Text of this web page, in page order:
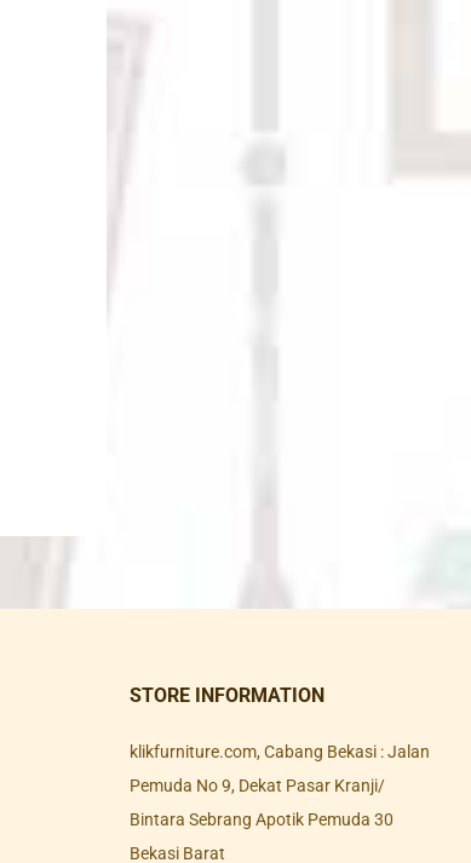
STORE INFORMATION
klikfurniture.com, Cabang Bekasi : Jalan
Pemuda No 9, Dekat Pasar Kranji/
Bintara Sebrang Apotik Pemuda 30
Bekasi Barat